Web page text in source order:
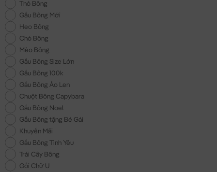
Thỏ Bông
Gấu Bông Mới
Heo Bông
Chó Bông
Mèo Bông
Gấu Bông Size Lớn
Gấu Bông 100k
Gấu Bông Áo Len
Chuột Bông Capybara
Gấu Bông Noel
Gấu Bông tặng Bé Gái
Khuyến Mãi
Gấu Bông Tình Yêu
Trái Cây Bông
Gối Chữ U